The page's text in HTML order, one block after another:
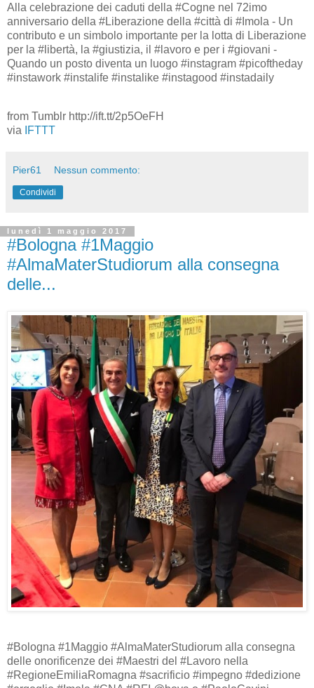
Alla celebrazione dei caduti della #Cogne nel 72imo
anniversario della #Liberazione della #città di #Imola - Un
contributo e un simbolo importante per la lotta di Liberazione
per la #libertà, la #giustizia, il #lavoro e per i #giovani -
Quando un posto diventa un luogo #instagram #picoftheday
#instawork #instalife #instalike #instagood #instadaily
from Tumblr http://ift.tt/2p5OeFH
via IFTTT
Pier61 Nessun commento:
Condividi
lunedì 1 maggio 2017
#Bologna #1Maggio
#AlmaMaterStudiorum alla consegna
delle...
#Bologna #1Maggio #AlmaMaterStudiorum alla consegna
delle onorificenze dei #Maestri del #Lavoro nella
#RegioneEmiliaRomagna #sacrificio #impegno #dedizione